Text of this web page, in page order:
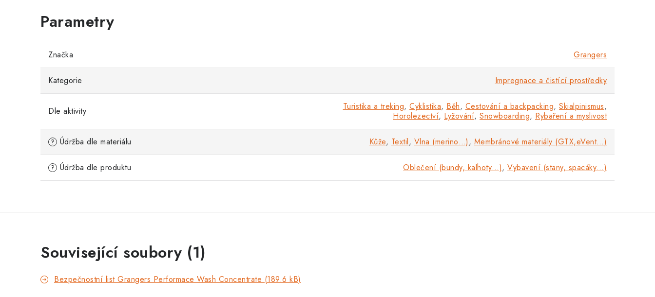
Značka Grangers
Kategorie Impregnace a čistící prostředky
Dle aktivity Turistika a treking, Cyklistika, Běh, Cestování a backpacking, Skialpinismus,
Horolezectví, Lyžování, Snowboarding, Rybaření a myslivost
? Údržba dle materiálu Kůže, Textil, Vlna (merino…), Membránové materiály (GTX,eVent…)
? Údržba dle produktu Oblečení (bundy, kalhoty…), Vybavení (stany, spacáky…)
Související soubory (1)
Bezpečnostní list Grangers Performace Wash Concentrate (189.6 kB)